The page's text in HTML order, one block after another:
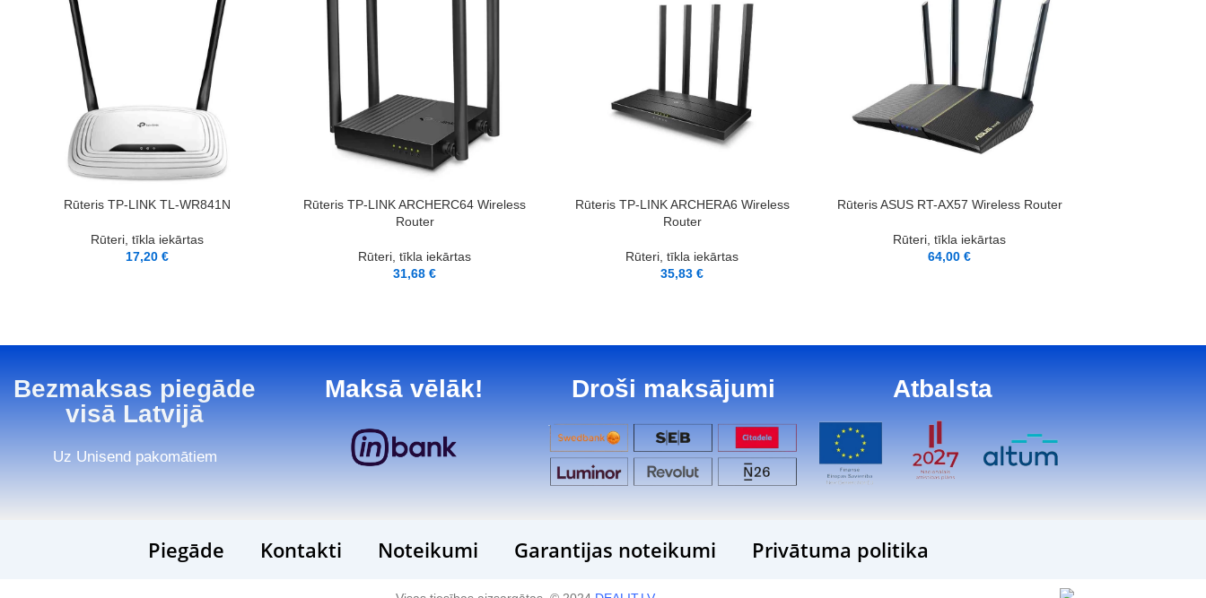
PIEVIENOT GROZAM
Rūteris TP-LINK TL-WR841N
Rūteri, tīkla iekārtas
17,20 €
PIEVIENOT GROZAM
Rūteris TP-LINK ARCHERC64 Wireless
Router
Rūteri, tīkla iekārtas
31,68 €
PIEVIENOT GROZAM
Rūteris TP-LINK ARCHERA6 Wireless
Router
Rūteri, tīkla iekārtas
35,83 €
LASĪT VAIRĀK
Rūteris ASUS RT-AX57 Wireless Router
Rūteri, tīkla iekārtas
64,00 €
Bezmaksas piegāde
visā Latvijā
Uz Unisend pakomātiem
Maksā vēlāk! Droši maksājumi Atbalsta
Piegāde Kontakti Noteikumi Garantijas noteikumi Privātuma politika